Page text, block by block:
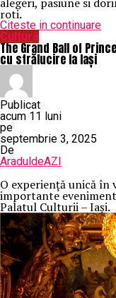
roti.
Citeste in continuare
Cultură
The Grand Ball of
cu strălucire la Iași
Publicat
acum 11 luni
pe
septembrie 3, 2025
De
AraduldeAZI
O experiență unică în
importante
Palatul Culturii – Iași.